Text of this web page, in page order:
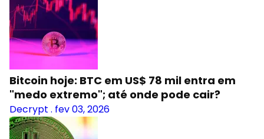
Bitcoin hoje: BTC em US$ 78 mil entra em
"medo extremo"; até onde pode cair?
Decrypt . fev 03, 2026